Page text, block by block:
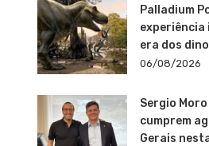
Palladium
experiência
era dos
06/08/2026
Sergio
cumprem
Gerais